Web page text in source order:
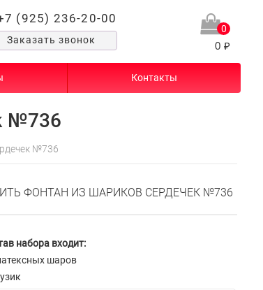
(925) 236-20-00
Заказать звонок
0
0 ₽
Контакты
№736
№736
ФОНТАН ИЗ ШАРИКОВ СЕРДЕЧЕК №736
набора входит:
шаров